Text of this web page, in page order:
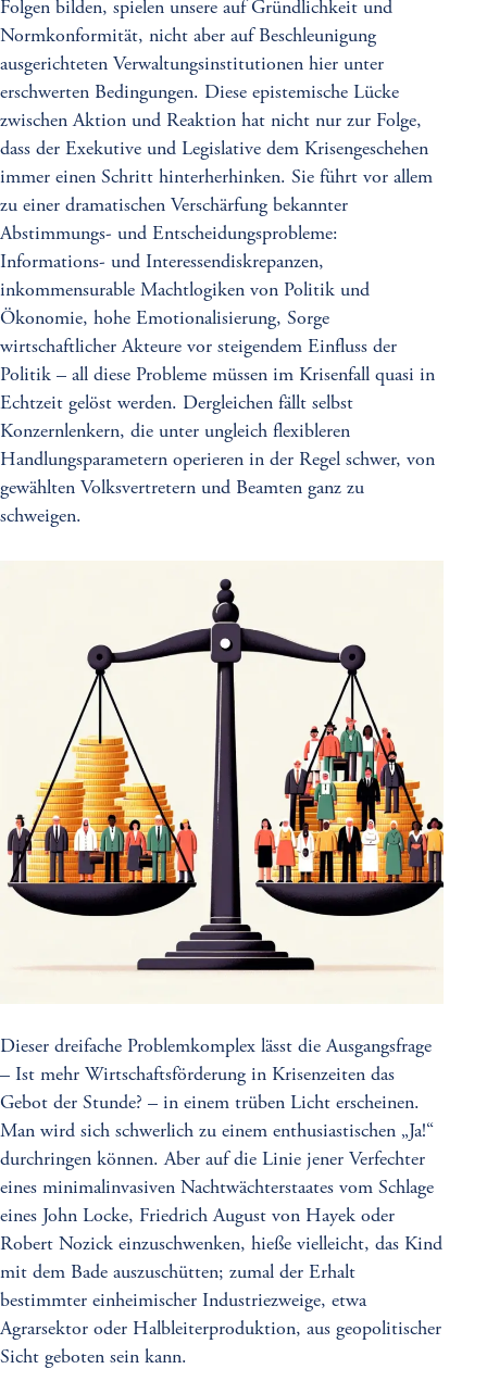
Folgen bilden, spielen unsere auf Gründlichkeit und
Normkonformität, nicht aber auf Beschleunigung
ausgerichteten Verwaltungsinstitutionen hier unter
erschwerten Bedingungen. Diese epistemische Lücke
zwischen Aktion und Reaktion hat nicht nur zur Folge,
dass der Exekutive und Legislative dem Krisengeschehen
immer einen Schritt hinterherhinken. Sie führt vor allem
zu einer dramatischen Verschärfung bekannter
Abstimmungs- und Entscheidungsprobleme:
Informations- und Interessendiskrepanzen,
inkommensurable Machtlogiken von Politik und
Ökonomie, hohe Emotionalisierung, Sorge
wirtschaftlicher Akteure vor steigendem Einfluss der
Politik – all diese Probleme müssen im Krisenfall quasi in
Echtzeit gelöst werden. Dergleichen fällt selbst
Konzernlenkern, die unter ungleich flexibleren
Handlungsparametern operieren in der Regel schwer, von
gewählten Volksvertretern und Beamten ganz zu
schweigen.
Dieser dreifache Problemkomplex lässt die Ausgangsfrage
– Ist mehr Wirtschaftsförderung in Krisenzeiten das
Gebot der Stunde? – in einem trüben Licht erscheinen.
Man wird sich schwerlich zu einem enthusiastischen „Ja!“
durchringen können. Aber auf die Linie jener Verfechter
eines minimalinvasiven Nachtwächterstaates vom Schlage
eines John Locke, Friedrich August von Hayek oder
Robert Nozick einzuschwenken, hieße vielleicht, das Kind
mit dem Bade auszuschütten; zumal der Erhalt
bestimmter einheimischer Industriezweige, etwa
Agrarsektor oder Halbleiterproduktion, aus geopolitischer
Sicht geboten sein kann.